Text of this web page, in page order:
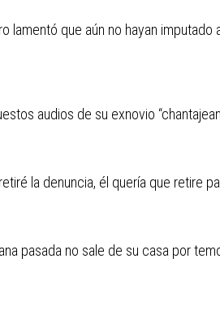
lamentó que aún no hayan imputado
audios de su exnovio
la denuncia, él quería que retire
pasada no sale de su casa por